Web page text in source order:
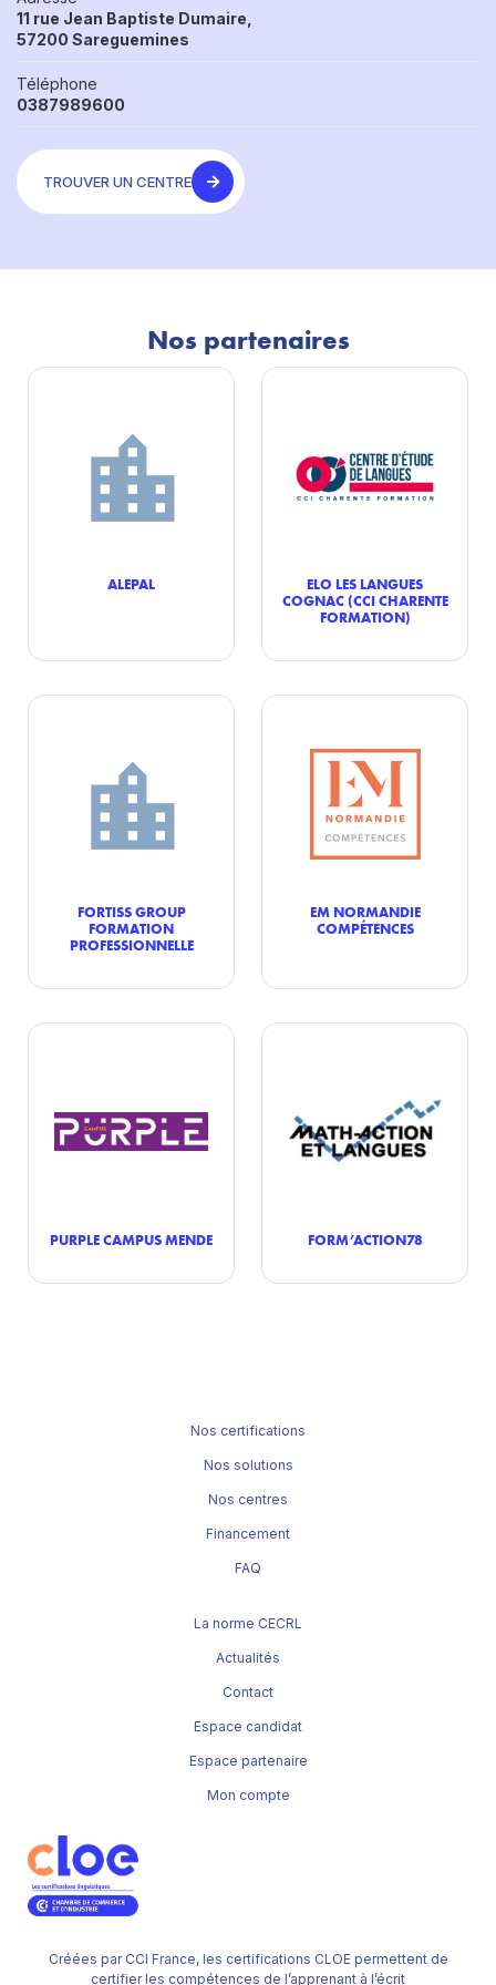
11 rue Jean Baptiste Dumaire,
57200 Sareguemines
Téléphone
0387989600
TROUVER UN CENTRE
Nos partenaires
ALEPAL
ELO LES LANGUES
COGNAC (CCI CHARENTE
FORMATION)
FORTISS GROUP
FORMATION
PROFESSIONNELLE
EM NORMANDIE
COMPÉTENCES
PURPLE CAMPUS MENDE FORM’ACTION78
Créées par CCI France, les certifications CLOE permettent de
certifier les compétences de l’apprenant à l’écrit
Nos certifications
Nos solutions
Nos centres
Financement
FAQ
La norme CECRL
Actualités
Contact
Espace candidat
Espace partenaire
Mon compte